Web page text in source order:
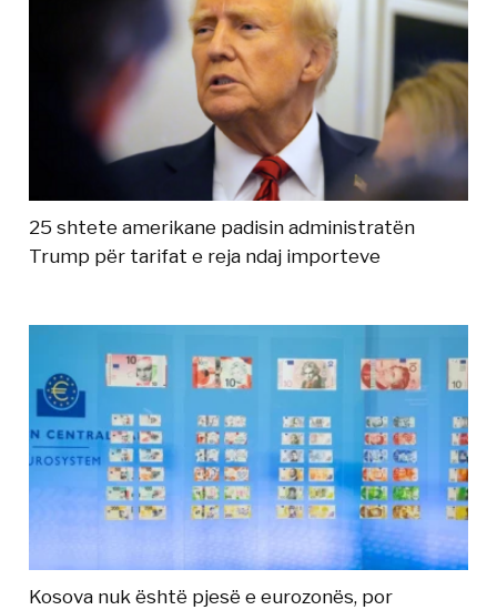
25 shtete amerikane padisin administratën
Trump për tarifat e reja ndaj importeve
Kosova nuk është pjesë e eurozonës, por